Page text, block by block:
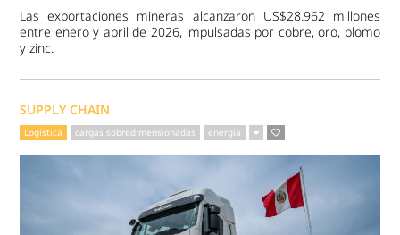
Las exportaciones mineras alcanzaron US$28.962 millones
entre enero y abril de 2026, impulsadas por cobre, oro, plomo
y zinc.
SUPPLY CHAIN
Logística cargas sobredimensionadas energía